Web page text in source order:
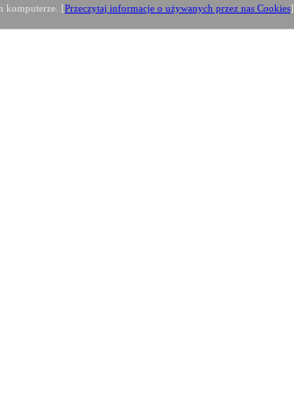
komputerze. [Przeczytaj informacje o używanych przez nas Cookies].